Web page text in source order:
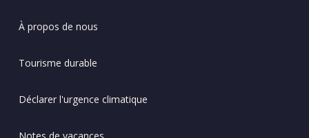
À propos de nous
Tourisme durable
Déclarer l'urgence climatique
Notes de vacances